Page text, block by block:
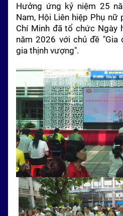
Hưởng ứng kỷ niệm 25
Nam, Hội Liên hiệp Phụ nữ
Chí Minhđã tổ chức Ngày
năm 2026 với chủ đề "Gia
gia thịnh vượng".